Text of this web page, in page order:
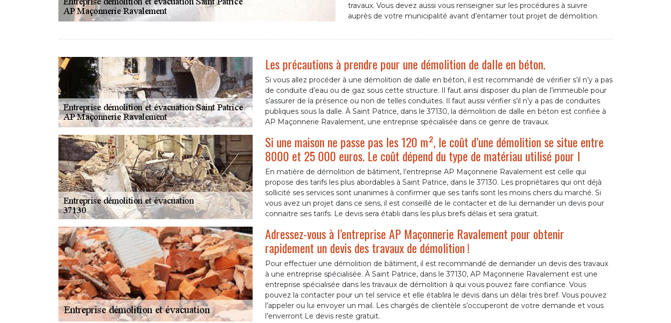
travaux. Vous devez aussi vous renseigner sur les procédures à suivre
auprès de votre municipalité avant d’entamer tout projet de démolition.
Les précautions à prendre pour une démolition de dalle en béton.
Si vous allez procéder à une démolition de dalle en béton, il est recommandé de vérifier s’il n’y a pas
de conduite d’eau ou de gaz sous cette structure. Il faut ainsi disposer du plan de l’immeuble pour
s’assurer de la présence ou non de telles conduites. Il faut aussi vérifier s’il n’y a pas de conduites
publiques sous la dalle. À Saint Patrice, dans le 37130, la démolition de dalle en béton est confiée à
AP Maçonnerie Ravalement, une entreprise spécialisée dans ce genre de travaux.
Si une maison ne passe pas les 120 m², le coût d’une démolition se situe entre
8000 et 25 000 euros. Le coût dépend du type de matériau utilisé pour l
En matière de démolition de bâtiment, l’entreprise AP Maçonnerie Ravalement est celle qui
propose des tarifs les plus abordables à Saint Patrice, dans le 37130. Les propriétaires qui ont déjà
sollicité ses services sont unanimes à confirmer que ses tarifs sont les moins chers du marché. Si
vous avez un projet dans ce sens, il est conseillé de le contacter et de lui demander un devis pour
connaitre ses tarifs. Le devis sera établi dans les plus brefs délais et sera gratuit.
Adressez-vous à l’entreprise AP Maçonnerie Ravalement pour obtenir
rapidement un devis des travaux de démolition !
Pour effectuer une démolition de bâtiment, il est recommandé de demander un devis des travaux
à une entreprise spécialisée. À Saint Patrice, dans le 37130, AP Maçonnerie Ravalement est une
entreprise spécialisée dans les travaux de démolition à qui vous pouvez faire confiance. Vous
pouvez la contacter pour un tel service et elle établira le devis dans un délai très bref. Vous pouvez
l’appeler ou lui envoyer un mail. Les chargés de clientèle s’occuperont de votre demande et vous
l’enverront Le devis reste gratuit.